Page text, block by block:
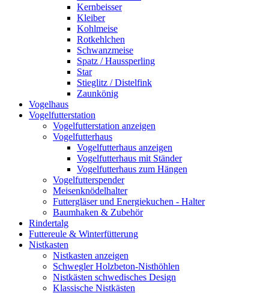
Kernbeisser
Kleiber
Kohlmeise
Rotkehlchen
Schwanzmeise
Spatz / Haussperling
Star
Stieglitz / Distelfink
Zaunkönig
Vogelhaus
Vogelfutterstation
Vogelfutterstation anzeigen
Vogelfutterhaus
Vogelfutterhaus anzeigen
Vogelfutterhaus mit Ständer
Vogelfutterhaus zum Hängen
Vogelfutterspender
Meisenknödelhalter
Futtergläser und Energiekuchen - Halter
Baumhaken & Zubehör
Rindertalg
Futtereule & Winterfütterung
Nistkasten
Nistkasten anzeigen
Schwegler Holzbeton-Nisthöhlen
Nistkästen schwedisches Design
Klassische Nistkästen